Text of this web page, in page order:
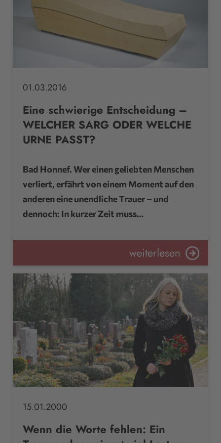
01.03.2016
Eine schwierige Entscheidung –
WELCHER SARG ODER WELCHE
URNE PASST?
Bad Honnef. Wer einen geliebten Menschen
verliert, erfährt von einem Moment auf den
anderen eine unendliche Trauer – und
dennoch: In kurzer Zeit muss…
weiterlesen
15.01.2000
Wenn die Worte fehlen: Ein